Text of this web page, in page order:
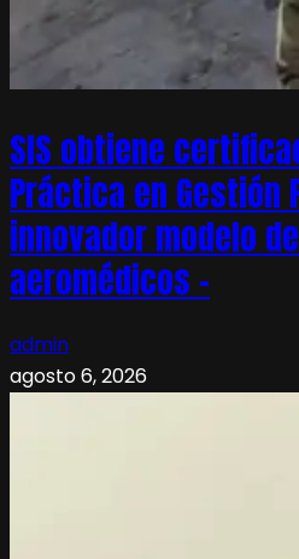
SIS obtiene
Práctica en Gestión
innovador modelo
aeromédicos –
admin
agosto 6, 2026